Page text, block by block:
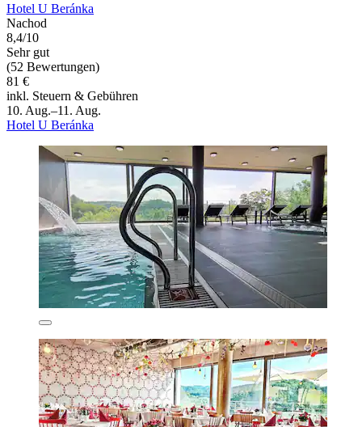
Hotel U Beránka
Nachod
8,4/10
Sehr gut
(52 Bewertungen)
81 €
inkl. Steuern & Gebühren
10. Aug.–11. Aug.
Hotel U Beránka